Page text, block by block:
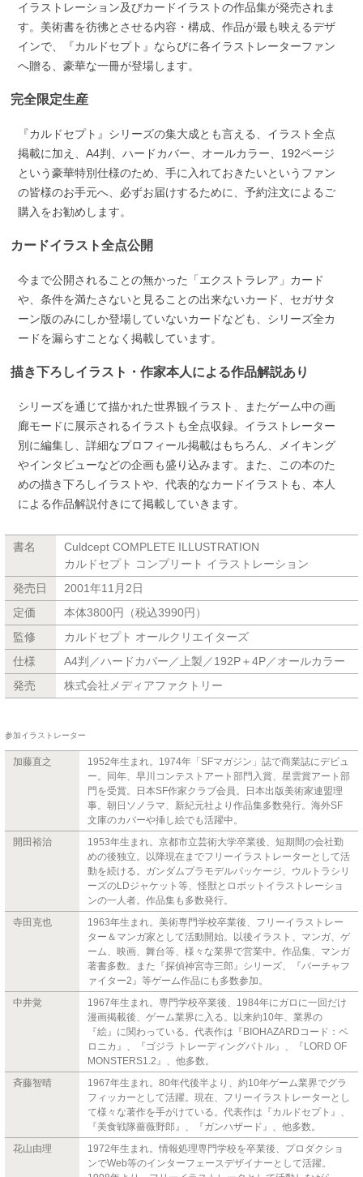
イラストレーション及びカードイラストの作品集が発売されま
す。美術書を彷彿とさせる内容・構成、作品が最も映えるデザ
インで、『カルドセプト』ならびに各イラストレーターファン
へ贈る、豪華な一冊が登場します。
完全限定生産
『カルドセプト』シリーズの集大成とも言える、イラスト全点
掲載に加え、A4判、ハードカバー、オールカラー、192ページ
という豪華特別仕様のため、手に入れておきたいというファン
の皆様のお手元へ、必ずお届けするために、予約注文によるご
購入をお勧めします。
カードイラスト全点公開
今まで公開されることの無かった「エクストラレア」カード
や、条件を満たさないと見ることの出来ないカード、セガサタ
ーン版のみにしか登場していないカードなども、シリーズ全カ
ードを漏らすことなく掲載しています。
描き下ろしイラスト・作家本人による作品解説あり
シリーズを通じて描かれた世界観イラスト、またゲーム中の画
廊モードに展示されるイラストも全点収録。イラストレーター
別に編集し、詳細なプロフィール掲載はもちろん、メイキング
やインタビューなどの企画も盛り込みます。また、この本のた
めの描き下ろしイラストや、代表的なカードイラストも、本人
による作品解説付きにて掲載していきます。
書名
Culdcept COMPLETE ILLUSTRATION
カルドセプト コンプリート イラストレーション
発売日
2001年11月2日
定価
本体3800円（税込3990円）
監修
カルドセプト オールクリエイターズ
仕様
A4判／ハードカバー／上製／192P＋4P／オールカラー
発売
株式会社メディアファクトリー
参加イラストレーター
加藤直之
1952年生まれ。1974年「SFマガジン」誌で商業誌にデビュ
ー。同年、早川コンテストアート部門入賞、星雲賞アート部
門を受賞。日本SF作家クラブ会員。日本出版美術家連盟理
事。朝日ソノラマ、新紀元社より作品集多数発行。海外SF
文庫のカバーや挿し絵でも活躍中。
開田裕治
1953年生まれ。京都市立芸術大学卒業後、短期間の会社勤
めの後独立。以降現在までフリーイラストレーターとして活
動を続ける。ガンダムプラモデルパッケージ、ウルトラシリ
ーズのLDジャケット等、怪獣とロボットイラストレーショ
ンの一人者。作品集も多数発行。
寺田克也
1963年生まれ。美術専門学校卒業後、フリーイラストレー
ター＆マンガ家として活動開始。以後イラスト、マンガ、ゲ
ーム、映画、舞台等、様々な業界で営業中。作品集、マンガ
著書多数。また『探偵神宮寺三郎』シリーズ、『バーチャフ
ァイター2』等ゲーム作品にも多数参加。
中井覚
1967年生まれ。専門学校卒業後、1984年にガロに一回だけ
漫画掲載後、ゲーム業界に入る。以来約10年、業界の
『絵』に関わっている。代表作は『BIOHAZARDコード：ベ
ロニカ』、『ゴジラ トレーディングバトル』、『LORD OF
MONSTERS1.2』、他多数。
斉藤智晴
1967年生まれ。80年代後半より、約10年ゲーム業界でグラ
フィッカーとして活躍。現在、フリーイラストレーターとし
て様々な著作を手がけている。代表作は『カルドセプト』、
『美食戦隊薔薇野郎』、『ガンハザード』、他多数。
花山由理
1972年生まれ。情報処理専門学校を卒業後、プロダクショ
ンでWeb等のインターフェースデザイナーとして活躍。